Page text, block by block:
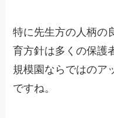
特に先生方の人柄の
育方針は多くの保護
規模園ならではのア
ですね。